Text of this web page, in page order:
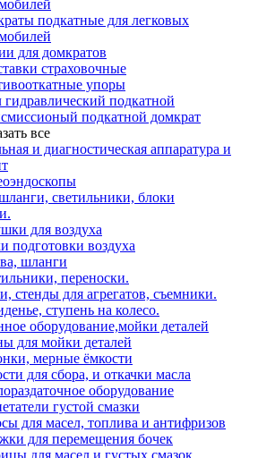
подкатные для легковых
для домкратов
страховочные
упоры
гидравлический подкатной
подкатной домкрат
все
и диагностическая аппаратура и
светильники, блоки
для воздуха
подготовки воздуха
шланги
переноски.
стенды для агрегатов, съемники.
ступень на колесо.
оборудование,мойки деталей
для мойки деталей
мерные ёмкости
для сбора, и откачки масла
оборудование
густой смазки
для масел, топлива и антифризов
для перемещения бочек